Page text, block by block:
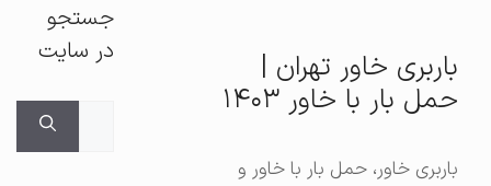
باربری خاور تهران |
حمل بار با خاور ۱۴۰۳
باربری خاور، حمل بار با خاور و
جستجو
در سایت